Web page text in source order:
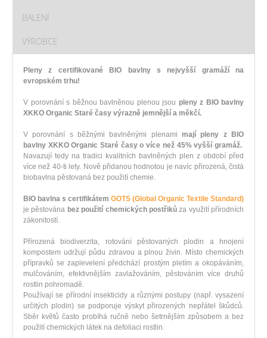
BALENÍ
VÝROBCE
Pleny z certifikované BIO bavlny s nejvyšší gramáží na
evropském trhu!
V porovnání s běžnou bavlněnou plenou jsou pleny z BIO bavlny
XKKO Organic Staré časy výrazně jemnější a měkčí.
V porovnání s běžnými bavlněnými plenami mají pleny z BIO
bavlny XKKO Organic Staré časy o více než 45% vyšší gramáž.
Navazují tedy na tradici kvalitních bavlněných plen z období před
více než 40-ti lety. Nově přidanou hodnotou je navíc přirozená, čistá
biobavlna pěstovaná bez použití chemie.
BIO bavlna s certifikátem GOTS (Global Organic Textile Standard)
je pěstována bez použití chemických postřikůza využití přírodních
zákonitostí.
Přirozená biodiverzita, rotování pěstovaných plodin a hnojení
kompostem udržují půdu zdravou a plnou živin. Místo chemických
přípravků se zaplevelení předchází prostým pletím a okopáváním,
mulčováním, efektivnějším zavlažováním, pěstováním více druhů
rostlin pohromadě.
Používají se přírodní insekticidy a různými postupy (např. vysazení
určitých plodin) se podporuje výskyt přirozených nepřátel škůdců.
Sběr květů často probíhá ručně nebo šetrnějším způsobem a bez
použití chemických látek na defoliaci rostlin.